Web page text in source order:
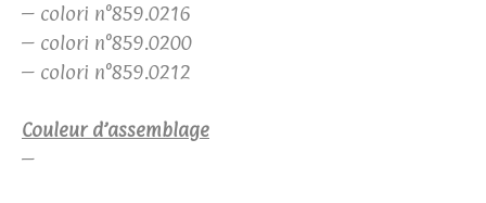
– colori n°859.0216
– colori n°859.0200
– colori n°859.0212
Couleur d’assemblage
–